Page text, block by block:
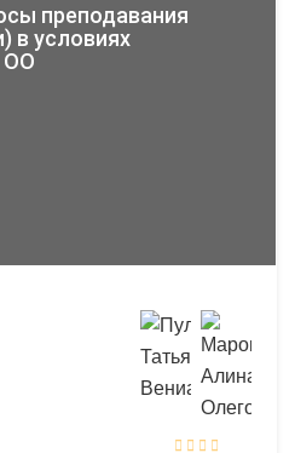
преподавания
в условиях
ОО